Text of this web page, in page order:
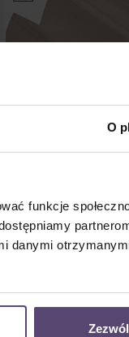
O
funkcje
danymi